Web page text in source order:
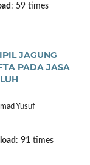
: 59 times
JAGUNG
PADA JASA
Yusuf
: 91 times